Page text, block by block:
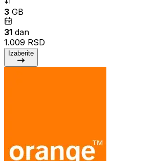
3 GB
31 dan
1.009 RSD
Izaberite